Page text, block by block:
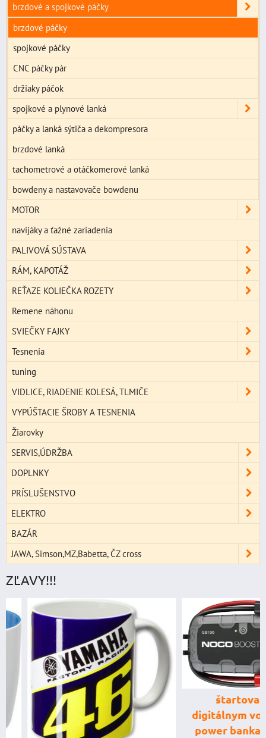
brzdové a spojkové páčky
brzdové páčky
spojkové páčky
CNC páčky pár
držiaky páčok
spojkové a plynové lanká
páčky a lanká sýtiča a dekompresora
brzdové lanká
tachometrové a otáčkomerové lanká
bowdeny a nastavovače bowdenu
MOTOR
navijáky a ťažné zariadenia
PALIVOVÁ SÚSTAVA
RÁM, KAPOTÁŽ
REŤAZE KOLIEČKA ROZETY
Remene náhonu
SVIEČKY FAJKY
Tesnenia
tuning
VIDLICE, RIADENIE KOLESÁ, TLMIČE
VYPÚŠTACIE ŠROBY A TESNENIA
Žiarovky
SERVIS,ÚDRŽBA
DOPLNKY
PRÍSLUŠENSTVO
ELEKTRO
BAZÁR
JAWA, Simson,MZ,Babetta, ČZ cross
ZĽAVY!!!
štartovací
digitálnym
power banka,